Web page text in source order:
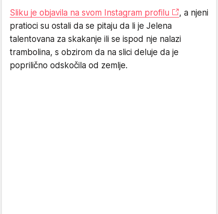
Sliku je objavila na svom Instagram profilu
, a njeni
pratioci su ostali da se pitaju da li je Jelena
talentovana za skakanje ili se ispod nje nalazi
trambolina, s obzirom da na slici deluje da je
poprilično odskočila od zemlje.